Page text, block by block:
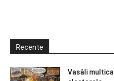
Recente
Vasâli